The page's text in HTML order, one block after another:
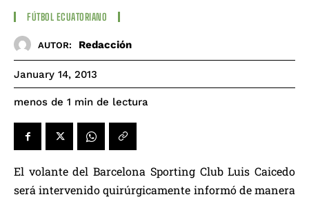
FÚTBOL ECUATORIANO
AUTOR: Redacción
January 14, 2013
menos de 1 min de lectura
El volante del Barcelona Sporting Club Luis Caicedo
será intervenido quirúrgicamente informó de manera